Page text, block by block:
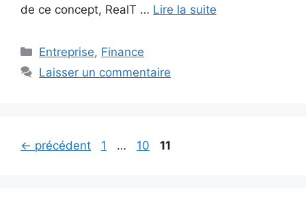
de ce concept, RealT … Lire la suite
Catégories
Entreprise, Finance
Laisser un commentaire
← précédent Page
1 … Page
10 Page
11